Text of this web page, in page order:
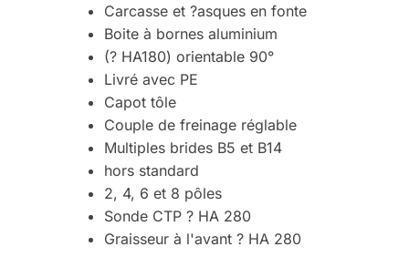
Carcasse et ?asques en fonte
Boite à bornes aluminium
(? HA180) orientable 90°
Livré avec PE
Capot tôle
Couple de freinage réglable
Multiples brides B5 et B14
hors standard
2, 4, 6 et 8 pôles
Sonde CTP ? HA 280
Graisseur à l'avant ? HA 280